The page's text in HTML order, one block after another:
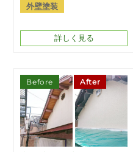
外壁塗装
詳しく見る
Before After